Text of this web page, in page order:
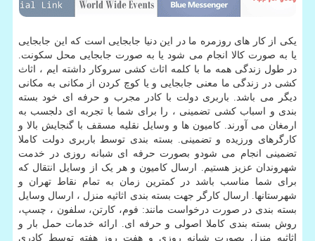
یکی از کار های روزمره ما در این دنیا جابجایی است که این جابجایی
یا به صورت کالا انجام می شود یا به صورت جابجایی محل سکونت.
در طول زندگی همه ما با کلمه اثاث کشی سروکار داشته ایم ، اثاث
کشی در زندگی ما معنی جابجایی و یا کوچ کردن از مکانی به مکانی
دیگر می باشد. باربری دولت با کادر مجرب و حرفه ای خود بسته
بندی و اسباب کشی تضمینی ، را برای شما با تجربه ای دلجسب به
ارمغان می آورند. کامیون ها و وسایل نقلیه مسقف با گنجایش بالا و
کارگرهای ورزیده و تضمینی. بسته بندی توسط باربری دولت کاملا
تضمینی انجام می شودو بصورت حرفه ای شبانه روزی در خدمت
شهروندان عزیز هستیم. ارسال کامیون‌ و هر یک از وسایل انتقال که
برای شما مناسب باشد در کمترین زمان به تمام نقاط تهران و
شهرستانها. ارسال کارگر جهت بسته بندی اثاثیه منزل ، ارسال وسایل
بسته بندی در صورت درخواست مانند: فوم، کارتن، سلفون ، چسپ،
روش بسته بندی کاملا اصولی و حرفه ای. ارائه خدمات حمل بار و
اثاثیه منزل بصورت شبانه روزی و هفت روز هفته توسط کادری